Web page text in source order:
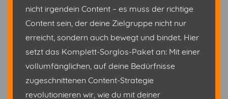
nicht irgendein Content – es muss der richtige
Content sein, der deine Zielgruppe nicht nur
erreicht, sondern auch bewegt und bindet. Hier
setzt das Komplett-Sorglos-Paket an: Mit einer
vollumfänglichen, auf deine Bedürfnisse
zugeschnittenen Content-Strategie
revolutionieren wir, wie du mit deiner